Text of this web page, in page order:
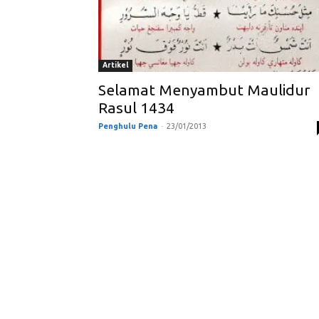
Artikel
Selamat Menyambut Maulidur
Rasul 1434
Penghulu Pena - 23/01/2013